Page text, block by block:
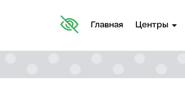
Главная Центры arrow_drop_down